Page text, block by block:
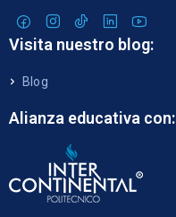
Visita nuestro blog:
Blog
Alianza educativa con: